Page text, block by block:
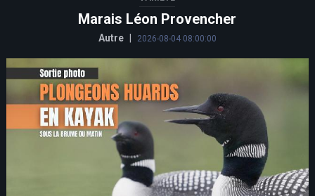
Marais Léon Provencher
Autre 2026-08-04 08:00:00